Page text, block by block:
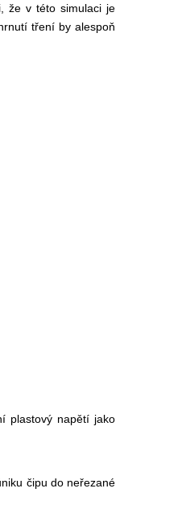
že v této simulaci je
tření by alespoň
plastový napětí jako
čipu do neřezané